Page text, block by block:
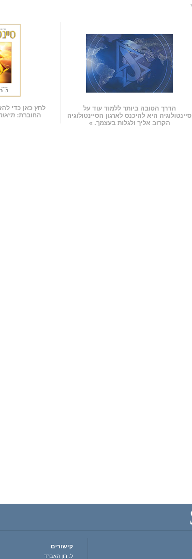
לחץ כאן כדי
החוברת:
הדרך הטובה ביותר ללמוד עוד על
סיינטולוגיה היא להיכנס לארגון הסיינטולוגיה
הקרוב אליך ולגלות בעצמך. »
קישורים
ל. רון האברד